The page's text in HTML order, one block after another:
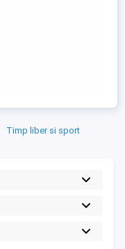
Timp liber si sport